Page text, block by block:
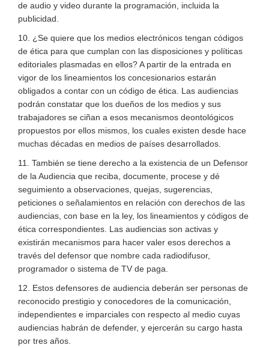
de audio y video durante la programación, incluida la
publicidad.
10. ¿Se quiere que los medios electrónicos tengan códigos
de ética para que cumplan con las disposiciones y políticas
editoriales plasmadas en ellos? A partir de la entrada en
vigor de los lineamientos los concesionarios estarán
obligados a contar con un código de ética. Las audiencias
podrán constatar que los dueños de los medios y sus
trabajadores se ciñan a esos mecanismos deontológicos
propuestos por ellos mismos, los cuales existen desde hace
muchas décadas en medios de países desarrollados.
11. También se tiene derecho a la existencia de un Defensor
de la Audiencia que reciba, documente, procese y dé
seguimiento a observaciones, quejas, sugerencias,
peticiones o señalamientos en relación con derechos de las
audiencias, con base en la ley, los lineamientos y códigos de
ética correspondientes. Las audiencias son activas y
existirán mecanismos para hacer valer esos derechos a
través del defensor que nombre cada radiodifusor,
programador o sistema de TV de paga.
12. Estos defensores de audiencia deberán ser personas de
reconocido prestigio y conocedores de la comunicación,
independientes e imparciales con respecto al medio cuyas
audiencias habrán de defender, y ejercerán su cargo hasta
por tres años.